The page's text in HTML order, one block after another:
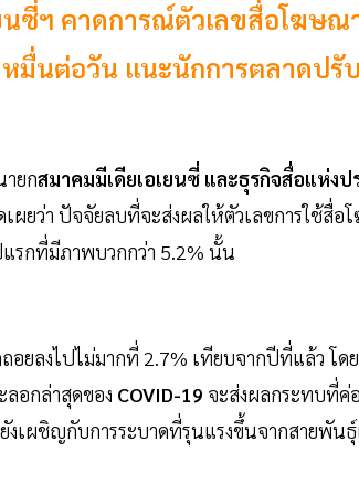
นซี่ฯ คาดการณ์ตัวเลขสื่อโฆษ
มื่นต่อวัน แนะนักการตลาดปรั
ยกสมาคมมีเดียเอเยนซี่ และธุรกิจสื่อแห่ง
ผยว่า ปัจจัยลบที่จะส่งผลให้ตัวเลขการใช้สื่
แรกที่มีภาพบวกกว่า 5.2% นั้น
อยลงไปไม่มากที่ 2.7% เทียบจากปีที่แล้ว โ
ลอกล่าสุดของ COVID-19 จะส่งผลกระทบที่ค่
งเผชิญกับการระบาดที่รุนแรงขึ้นจากสายพันธุ์